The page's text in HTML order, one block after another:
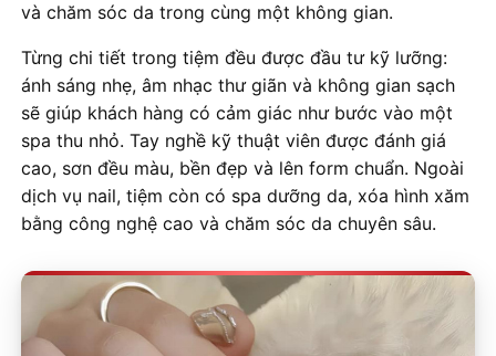
và chăm sóc da trong cùng một không gian.
Từng chi tiết trong tiệm đều được đầu tư kỹ lưỡng:
ánh sáng nhẹ, âm nhạc thư giãn và không gian sạch
sẽ giúp khách hàng có cảm giác như bước vào một
spa thu nhỏ. Tay nghề kỹ thuật viên được đánh giá
cao, sơn đều màu, bền đẹp và lên form chuẩn. Ngoài
dịch vụ nail, tiệm còn có spa dưỡng da, xóa hình xăm
bằng công nghệ cao và chăm sóc da chuyên sâu.